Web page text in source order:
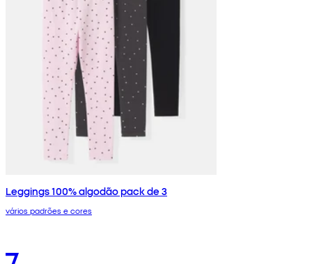
Leggings 100% algodão pack de 3
vários padrões e cores